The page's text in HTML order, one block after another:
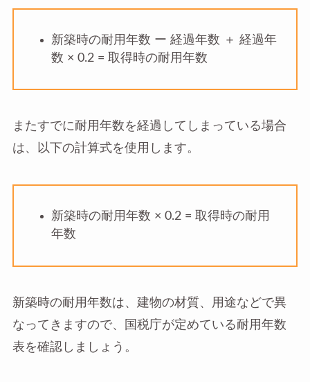
新築時の耐用年数 ー 経過年数 ＋ 経過年
数 × 0.2 = 取得時の耐用年数
またすでに耐用年数を経過してしまっている場合
は、以下の計算式を使用します。
新築時の耐用年数 × 0.2 = 取得時の耐用
年数
新築時の耐用年数は、建物の材質、用途などで異
なってきますので、国税庁が定めている耐用年数
表を確認しましょう。